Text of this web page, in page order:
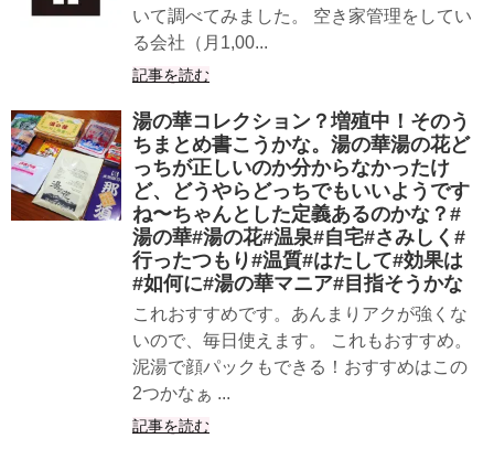
いて調べてみました。 空き家管理をしてい
る会社（月1,00...
記事を読む
湯の華コレクション？増殖中！そのう
ちまとめ書こうかな。湯の華湯の花ど
っちが正しいのか分からなかったけ
ど、どうやらどっちでもいいようです
ね〜ちゃんとした定義あるのかな？#
湯の華#湯の花#温泉#自宅#さみしく#
行ったつもり#温質#はたして#効果は
#如何に#湯の華マニア#目指そうかな
これおすすめです。あんまりアクが強くな
いので、毎日使えます。 これもおすすめ。
泥湯で顔パックもできる！おすすめはこの
2つかなぁ ...
記事を読む